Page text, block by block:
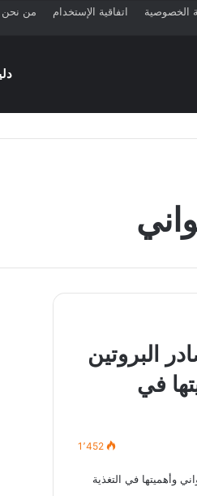
الخصوصية اتفاقية الإستخدام من نحن
البروتين
في
1٬452